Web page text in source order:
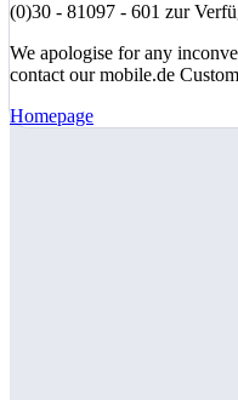
(0)30 - 81097 - 601 zur
We apologise for any
contact our mobile.de
Homepage